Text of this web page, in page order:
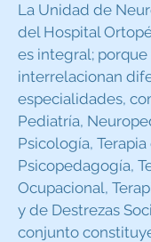
La Unidad de
del Hospital
es integral;
interrelacionan
especialidades,
Pediatría,
Psicología,
Psicopedagogía,
Ocupacional,
y de Destrezas
conjunto